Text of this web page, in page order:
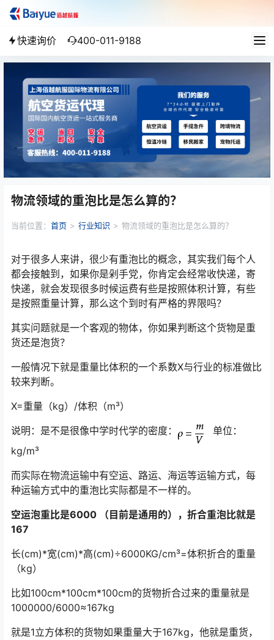
快速询价 400-011-9188
物流领域的重泡比是怎么算的？
当前位置： 首页 > 行业知识 > 物流领域的重泡比是怎么算的？
对于很多人来讲，很少有重泡比的概念，其实我们每个人
都会接触到，如果你是剁手党，你肯定会经常收快递，寄
快递，就会发现很多时候运费有些是按照体积计算，有些
是按照重量计算，那么这个到时有严格的界限吗？
其实问题就是一个客观的物体，你如果判断这个货物是重
货还是泡货？
一般情况下就是重量比体积的一个系数X与行业的标准做比
较来判断。
X=重量（kg）/体积（m³）
说明：是不是很像中学时代学的密度：
单位：
kg/m³
而实际在物流运输中有空运、路运、海运等运输方式，每
种运输方式中的重泡比实际都是不一样的。
空运泡重比是6000 （目前是通用的），折合重泡比就是
167
长(cm)*宽(cm)*高(cm)÷6000KG/cm³=体积折合的重量
（kg）
比如100cm*100cm*100cm的货物折合过来的重量就是
1000000/6000≈167kg
就是1立方体积的货物如果重量大于167kg，他就是重货，